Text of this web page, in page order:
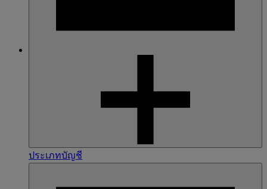
ประเภทบัญชี